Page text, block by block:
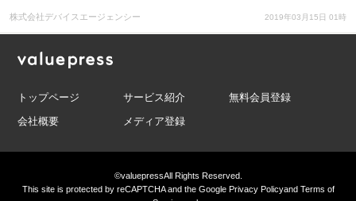
株式会社デバイスエージェンシー 2019年03月15日 01時
トップページ サービス紹介
無料会員登録
会社概要
メディア登録
©valuepressAll Rights Reserved.
This site is protected by reCAPTCHA and the GooglePrivacy PolicyandTerms of